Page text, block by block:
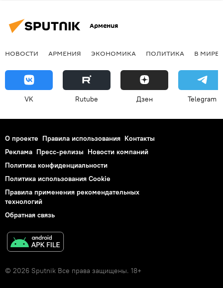
Армения
НОВОСТИ АРМЕНИЯ ЭКОНОМИКА ПОЛИТИКА В МИРЕ
VK Rutube Дзен Telegram
О проекте Правила использования Контакты
Реклама Пресс-релизы Новости компаний
Политика конфиденциальности
Политика использования Cookie
Правила применения рекомендательных
технологий
Обратная связь
© 2026 Sputnik Все права защищены. 18+